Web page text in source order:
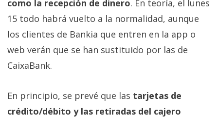
Cambiar
opciones
de
privacidad
Aviso
El medio de
como la recepción de dinero. En teoría, el lunes
15 todo habrá vuelto a la normalidad, aunque
los clientes de Bankia que entren en la app o
web verán que se han sustituido por las de
CaixaBank.
En principio, se prevé que las tarjetas de
crédito/débito y las retiradas del cajero